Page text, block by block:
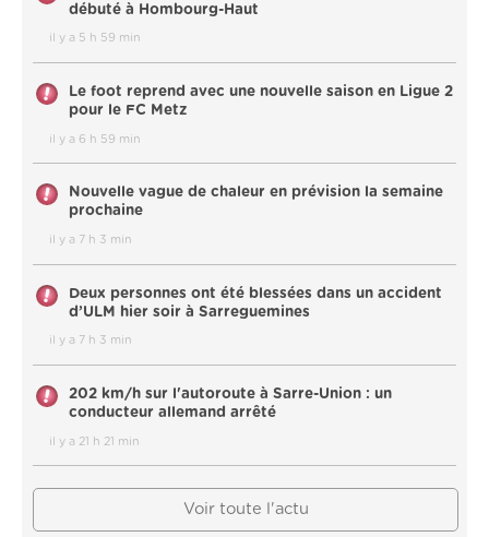
débuté à Hombourg-Haut
il y a 5 h 59 min
Le foot reprend avec une nouvelle saison en Ligue 2
pour le FC Metz
il y a 6 h 59 min
Nouvelle vague de chaleur en prévision la semaine
prochaine
il y a 7 h 3 min
Deux personnes ont été blessées dans un accident
d’ULM hier soir à Sarreguemines
il y a 7 h 3 min
202 km/h sur l'autoroute à Sarre-Union : un
conducteur allemand arrêté
il y a 21 h 21 min
Voir toute l'actu